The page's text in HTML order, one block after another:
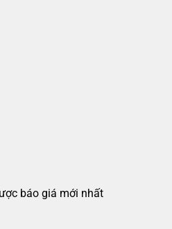
báo giá mới nhất